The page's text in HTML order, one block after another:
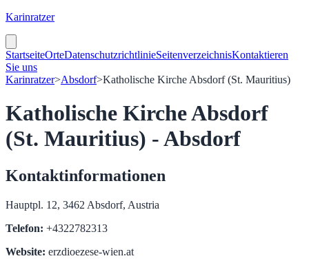
Karinratzer
StartseiteOrteDatenschutzrichtlinieSeitenverzeichnisKontaktieren
Sie uns
Karinratzer>Absdorf>Katholische Kirche Absdorf (St. Mauritius)
Katholische Kirche Absdorf
(St. Mauritius) - Absdorf
Kontaktinformationen
Hauptpl. 12, 3462 Absdorf, Austria
Telefon: +4322782313
Website: erzdioezese-wien.at